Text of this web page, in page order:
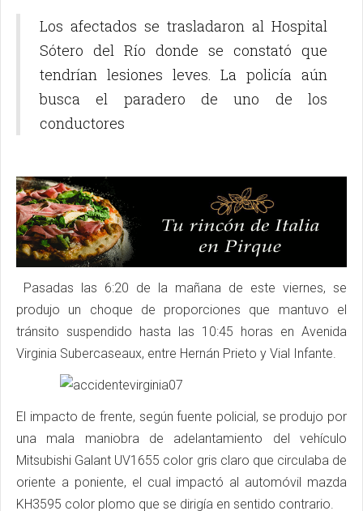
Los afectados se trasladaron al Hospital
Sótero del Río donde se constató que
tendrían lesiones leves. La policía aún
busca el paradero de uno de los
conductores
Pasadas las 6:20 de la mañana de este viernes, se
produjo un choque de proporciones que mantuvo el
tránsito suspendido
hasta las 10:45 horas en Avenida
Virginia Subercaseaux, entre Hernán Prieto y Vial Infante.
El impacto de frente, según fuente policial, se produjo por
una mala maniobra de adelantamiento del vehículo
Mitsubishi Galant UV1655 color gris claro que circulaba de
oriente a poniente, el cual impactó al automóvil mazda
KH3595 color plomo que se dirigía en sentido contrario.